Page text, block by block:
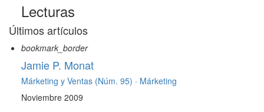
Lecturas
Últimos artículos
bookmark_border
Jamie P. Monat
Márketing y Ventas (Núm. 95) · Márketing
Noviembre 2009